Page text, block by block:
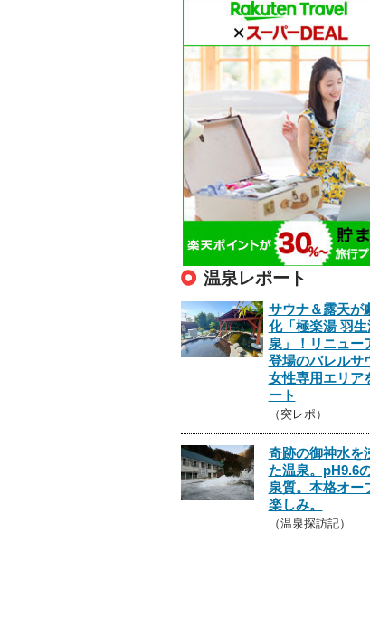
温泉レポート
サウナ＆露天が
化「極楽湯 羽生
泉」！リニュー
登場のバレルサ
女性専用エリア
ート
（突レポ）
奇跡の御神水を
た温泉。pH9.6
泉質。本格オー
楽しみ。
（温泉探訪記）